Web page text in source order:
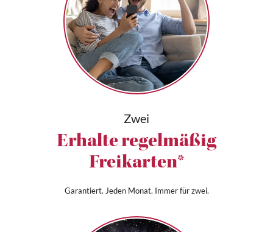
Zwei
Erhalte regelmäßig
Freikarten*
Garantiert. Jeden Monat. Immer für zwei.